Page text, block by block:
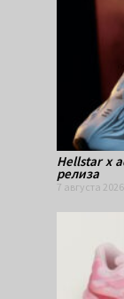
Hellstar x
релиза
7 августа 2026